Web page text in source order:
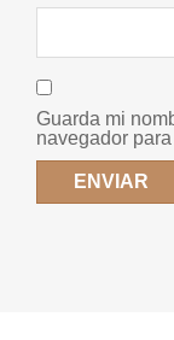
Guarda mi
navegador